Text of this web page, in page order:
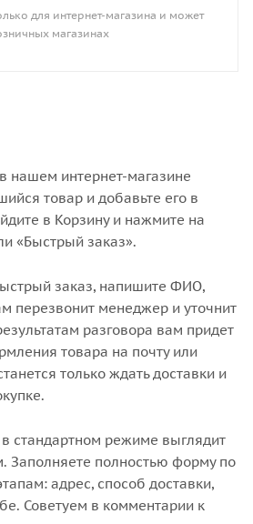
для интернет-магазина и может
магазинах
нашем интернет-магазине
товар и добавьте его в
в Корзину и нажмите на
«Быстрый заказ».
заказ, напишите ФИО,
перезвонит менеджер и уточнит
разговора вам придет
товара на почту или
только ждать доставки и
стандартном режиме выглядит
Заполняете полностью форму по
адрес, способ доставки,
Советуем в комментарии к